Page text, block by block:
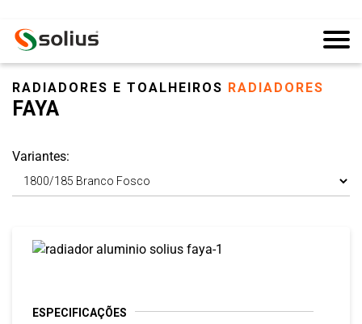
RADIADORES E TOALHEIROS RADIADORES
FAYA
Variantes:
ESPECIFICAÇÕES